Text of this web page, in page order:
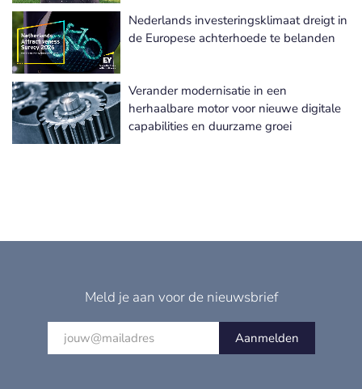
Nederlands investeringsklimaat dreigt in
de Europese achterhoede te belanden
Verander modernisatie in een
herhaalbare motor voor nieuwe digitale
capabilities en duurzame groei
Meld je aan voor de nieuwsbrief
Aanmelden